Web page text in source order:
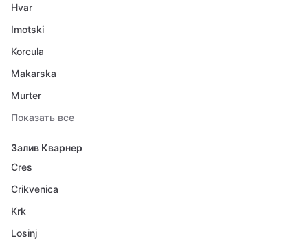
Hvar
Imotski
Korcula
Makarska
Murter
Показать все
Залив Кварнер
Cres
Crikvenica
Krk
Losinj